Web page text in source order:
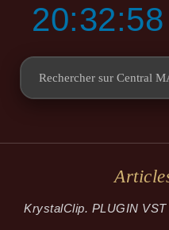
20:32:58
KrystalClip. PLUGIN VST